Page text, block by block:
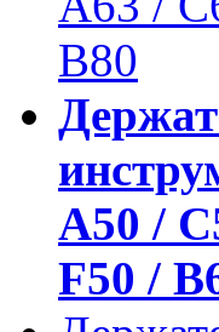
B80
A50 /
F50 /